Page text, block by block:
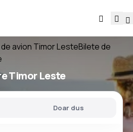
avion Timor LesteBilete de
Timor Leste
Doar dus